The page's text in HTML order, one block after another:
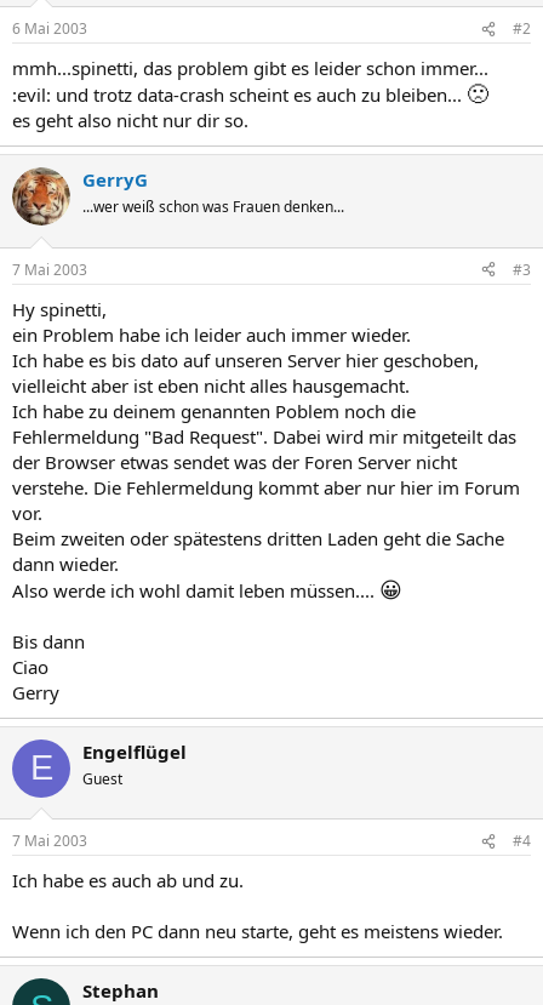
6 Mai 2003 #2
mmh...spinetti, das problem gibt es leider schon immer...
:evil: und trotz data-crash scheint es auch zu bleiben... 🙁
es geht also nicht nur dir so.
GerryG
...wer weiß schon was Frauen denken...
7 Mai 2003 #3
Hy spinetti,
ein Problem habe ich leider auch immer wieder.
Ich habe es bis dato auf unseren Server hier geschoben,
vielleicht aber ist eben nicht alles hausgemacht.
Ich habe zu deinem genannten Poblem noch die
Fehlermeldung "Bad Request". Dabei wird mir mitgeteilt das
der Browser etwas sendet was der Foren Server nicht
verstehe. Die Fehlermeldung kommt aber nur hier im Forum
vor.
Beim zweiten oder spätestens dritten Laden geht die Sache
dann wieder.
Also werde ich wohl damit leben müssen.... 😀
Bis dann
Ciao
Gerry
E Engelflügel
Guest
7 Mai 2003 #4
Ich habe es auch ab und zu.
Wenn ich den PC dann neu starte, geht es meistens wieder.
Stephan